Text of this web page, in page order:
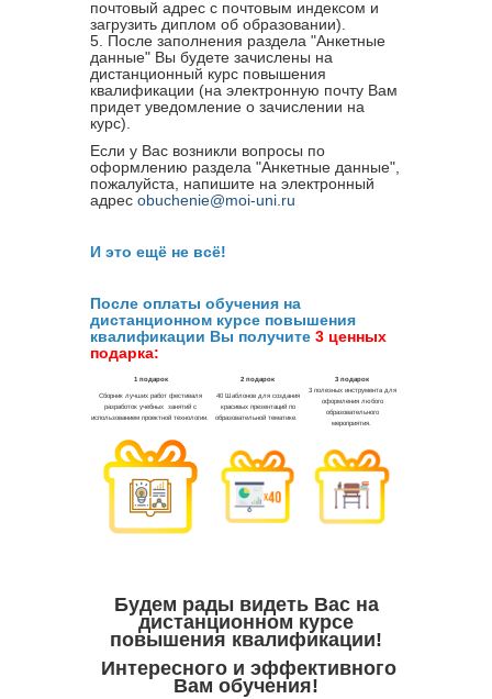
почтовый адрес с почтовым индексом и
загрузить диплом об образовании).
5. После заполнения раздела "Анкетные
данные" Вы будете зачислены на
дистанционный курс повышения
квалификации (на электронную почту Вам
придет уведомление о зачислении на
курс).
Если у Вас возникли вопросы по
оформлению раздела "Анкетные данные",
пожалуйста, напишите на электронный
адрес obuchenie@moi-uni.ru
И это ещё не всё!
После оплаты обучения на
дистанционном курсе повышения
квалификации Вы получите 3 ценных
подарка:
Будем рады видеть Вас на
дистанционном курсе
повышения квалификации!
Интересного и эффективного
Вам обучения!